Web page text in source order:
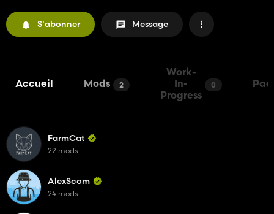
S'abonner Message
Accueil Mods 2
Work-
In-
Progress
0
FarmCat
22 mods
AlexScom
24 mods